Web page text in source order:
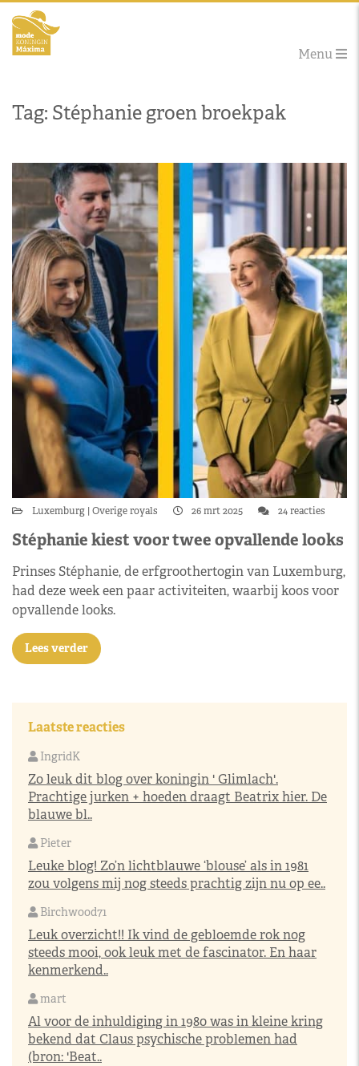
Menu
Tag: Stéphanie groen broekpak
Luxemburg Overige royals 26 mrt 2025 24 reacties
Stéphanie kiest voor twee opvallende looks
Prinses Stéphanie, de erfgroothertogin van Luxemburg,
had deze week een paar activiteiten, waarbij koos voor
opvallende looks.
Lees verder
Laatste reacties
IngridK
Zo leuk dit blog over koningin ' Glimlach'.
Prachtige jurken + hoeden draagt Beatrix hier. De
blauwe bl..
Pieter
Leuke blog! Zo’n lichtblauwe ‘blouse’ als in 1981
zou volgens mij nog steeds prachtig zijn nu op ee..
Birchwood71
Leuk overzicht!! Ik vind de gebloemde rok nog
steeds mooi, ook leuk met de fascinator. En haar
kenmerkend..
mart
Al voor de inhuldiging in 1980 was in kleine kring
bekend dat Claus psychische problemen had
(bron: 'Beat..